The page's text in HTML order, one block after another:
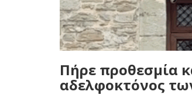
Πήρε προθεσμία
αδελφοκτόνος